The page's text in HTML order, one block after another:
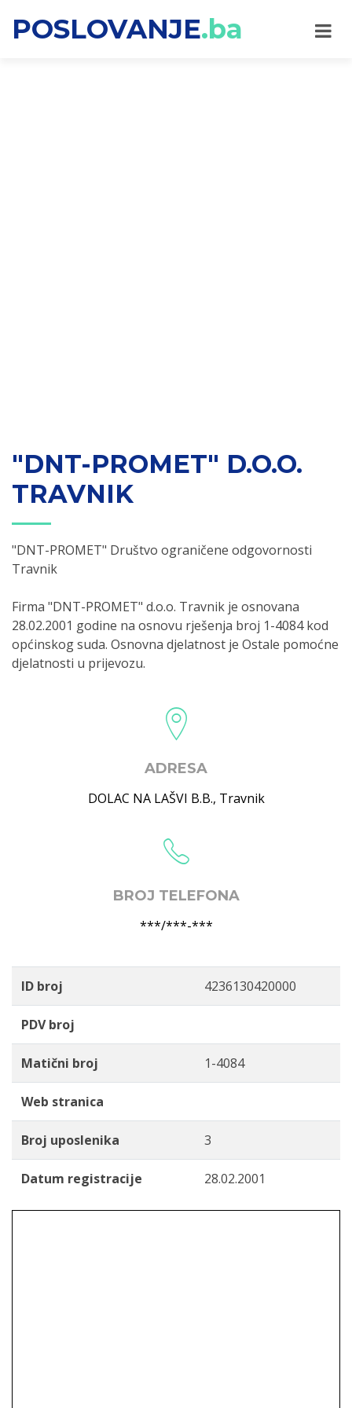
POSLOVANJE.ba
"DNT-PROMET" D.O.O.
TRAVNIK
"DNT-PROMET" Društvo ograničene odgovornosti
Travnik
Firma "DNT-PROMET" d.o.o. Travnik je osnovana
28.02.2001 godine na osnovu rješenja broj 1-4084 kod
općinskog suda. Osnovna djelatnost je Ostale pomoćne
djelatnosti u prijevozu.
ADRESA
DOLAC NA LAŠVI B.B., Travnik
BROJ TELEFONA
***/***-***
ID broj 4236130420000
PDV broj
Matični broj 1-4084
Web stranica
Broj uposlenika 3
Datum registracije 28.02.2001